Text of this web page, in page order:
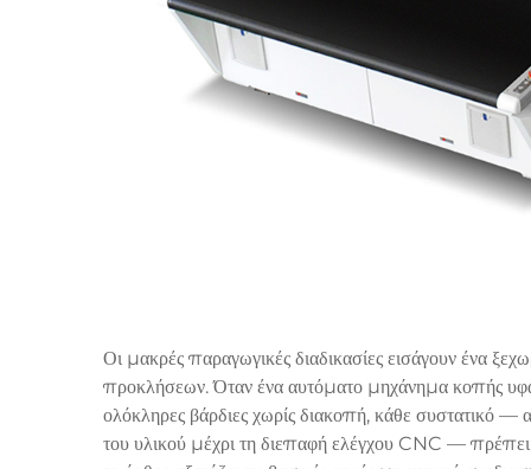
Οι μακρές παραγωγικές διαδικασίες εισάγουν ένα
προκλήσεων. Όταν ένα αυτόματο μηχάνημα κοπής
ολόκληρες βάρδιες χωρίς διακοπή, κάθε συστατικό
του υλικού μέχρι τη διεπαφή ελέγχου CNC — πρέπει